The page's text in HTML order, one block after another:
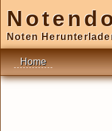
Noten
Home